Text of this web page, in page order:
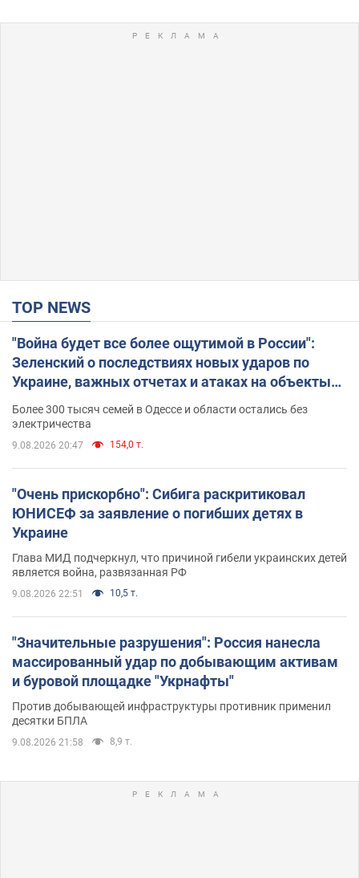
TOP NEWS
"Война будет все более ощутимой в России":
Зеленский о последствиях новых ударов по
Украине, важных отчетах и атаках на объекты
противника. Видео
Более 300 тысяч семей в Одессе и области остались без
электричества
9.08.2026 20:47 154,0 т.
"Очень прискорбно": Сибига раскритиковал
ЮНИСЕФ за заявление о погибших детях в
Украине
Глава МИД подчеркнул, что причиной гибели украинских детей
является война, развязанная РФ
9.08.2026 22:51 10,5 т.
"Значительные разрушения": Россия нанесла
массированный удар по добывающим активам
и буровой площадке "Укрнафты"
Против добывающей инфраструктуры противник применил
десятки БПЛА
9.08.2026 21:58 8,9 т.